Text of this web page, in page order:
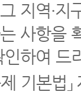
지역·
사항을
하여 드
제 기본법